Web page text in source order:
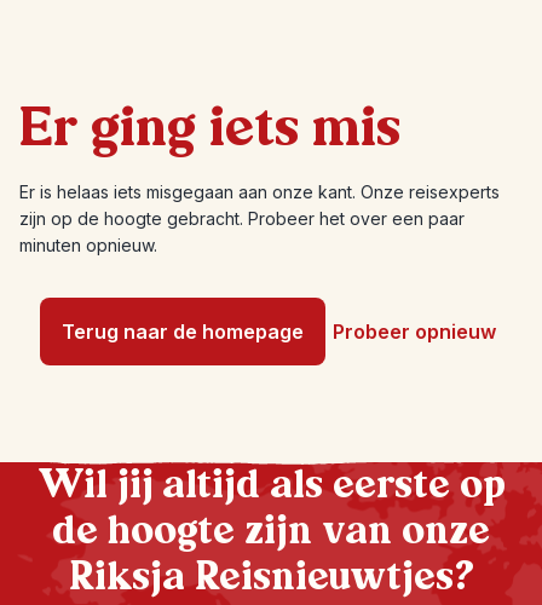
Er ging iets mis
Er is helaas iets misgegaan aan onze kant. Onze reisexperts
zijn op de hoogte gebracht. Probeer het over een paar
minuten opnieuw.
Terug naar de homepage Probeer opnieuw
Wil jij altijd als eerste op
de hoogte zijn van onze
Riksja Reisnieuwtjes?